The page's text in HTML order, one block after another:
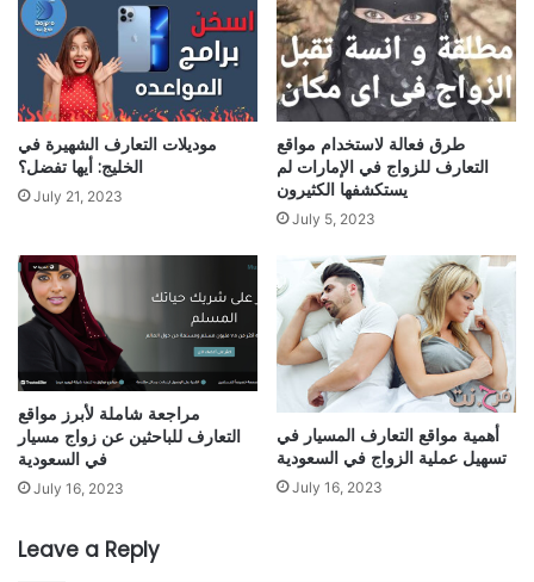
موديلات التعارف الشهيرة في
الخليج: أيها تفضل؟
July 21, 2023
طرق فعالة لاستخدام مواقع
التعارف للزواج في الإمارات لم
يستكشفها الكثيرون
July 5, 2023
مراجعة شاملة لأبرز مواقع
التعارف للباحثين عن زواج مسيار
في السعودية
July 16, 2023
أهمية مواقع التعارف المسيار في
تسهيل عملية الزواج في السعودية
July 16, 2023
Leave a Reply